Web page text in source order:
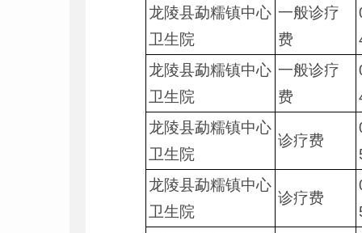
龙陵县勐糯镇中心
卫生院
一般诊疗
费
龙陵县勐糯镇中心
卫生院
一般诊疗
费
龙陵县勐糯镇中心
卫生院
诊疗费
龙陵县勐糯镇中心
卫生院
诊疗费